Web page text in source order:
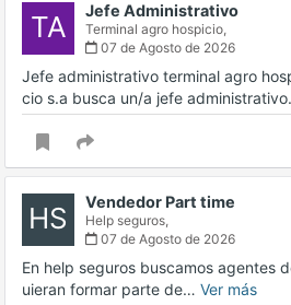
TA Jefe Administrativo
Terminal agro hospicio,
07 de Agosto de 2026
Jefe administrativo terminal agro
cio s.a busca un/a jefe
HS Vendedor Part time
Help seguros,
07 de Agosto de 2026
En help seguros buscamos agentes
uieran formar parte de… Ver más